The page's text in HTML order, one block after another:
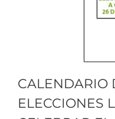
CALENDARIO
ELECCIONES